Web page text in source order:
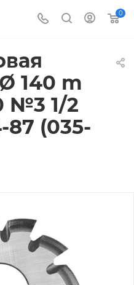
0
140 m
№3 1/2
87 (035-